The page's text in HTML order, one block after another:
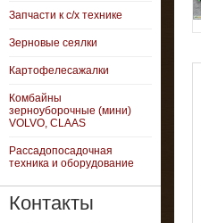
Запчасти к с/х технике
Зерновые сеялки
Картофелесажалки
Комбайны
зерноуборочные (мини)
VOLVO, CLAAS
Рассадопосадочная
техника и оборудование
Контакты